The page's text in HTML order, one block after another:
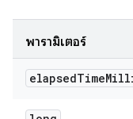
พารามิเตอร์
elapsedTime